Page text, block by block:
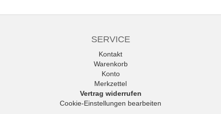
SERVICE
Kontakt
Warenkorb
Konto
Merkzettel
Vertrag widerrufen
Cookie-Einstellungen bearbeiten